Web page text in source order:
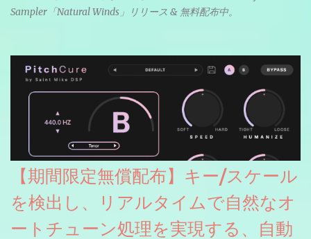
Sampler「Natural Winds」リリース & 無料配布中。
【期間限定無償配布】キー/スケール
を検出し、リアルタイムで自然なオ
ートチューン処理を実現する、自動